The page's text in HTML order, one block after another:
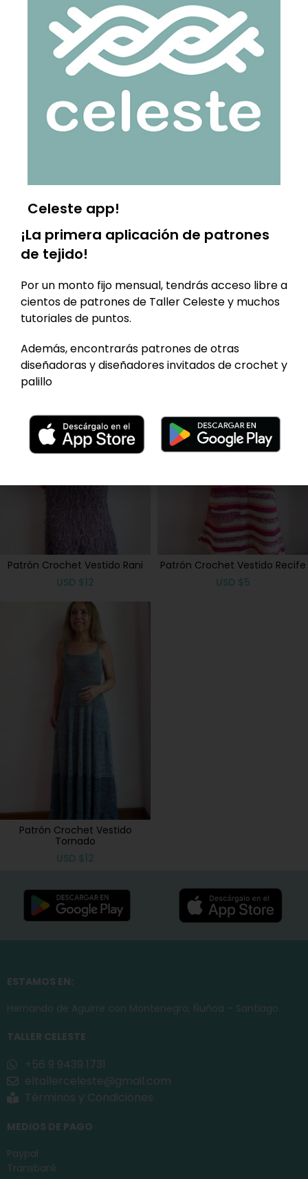
Patrón Crochet Vestido
Embrujo
USD $12
Patrón Crochet Vestido Hope
USD$11
Patrón Crochet Vestido Lune
USD $12
Patrón crochet Vestido
Poukura
Patrón Crochet Vestido Rani
USD $12
Patrón Crochet Vestido Recife
USD $5
Patrón Crochet Vestido
Tornado
USD $12
ESTAMOS EN:
Hernando de Aguirre con Montenegro, Ñuñoa – Santiago.
TALLER CELESTE
+56 9 9439 1731
eltallerceleste@gmail.com
Términos y Condiciones
MEDIOS DE PAGO
Paypal
Transbank
Celeste app!
¡La primera aplicación de patrones
de tejido!
Por un monto fijo mensual, tendrás acceso libre a
cientos de patrones de Taller Celeste y muchos
tutoriales de puntos.
Además, encontrarás patrones de otras
diseñadoras y diseñadores invitados de crochet y
palillo